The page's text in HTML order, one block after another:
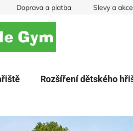
Doprava a platba Slevy a akce
Rozšíření dětského